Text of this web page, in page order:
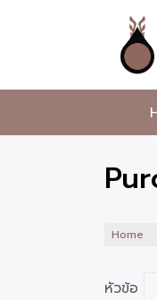
สำ
กอ
น้ำ
เพ
Home
หัวข้อ